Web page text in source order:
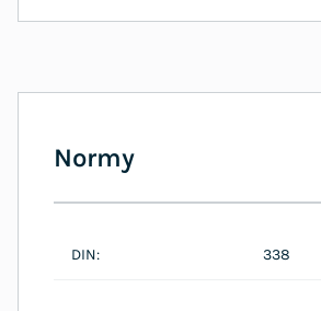
Normy
DIN: 338